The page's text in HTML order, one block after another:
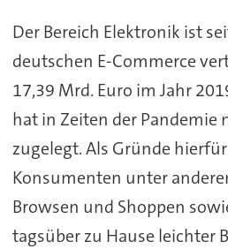
Der Bereich Elektronik ist
deutschen E-Commerce
17,39 Mrd. Euro im Jahr
hat in Zeiten der Pandemie
zugelegt. Als Gründe
Konsumenten unter
Browsen und Shoppen
tagsüber zu Hause leichter